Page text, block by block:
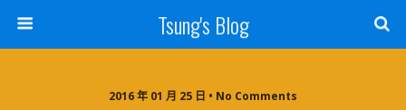
Tsung's Blog
2016 年 01 月 25 日 • No Comments